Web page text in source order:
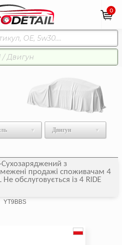
0
Двигун
з
продажі споживачам 4
обслуговується із 4 RIDE
YT9BBS